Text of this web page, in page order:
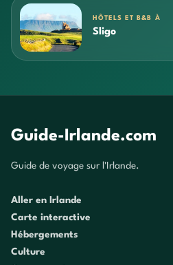
HÔTELS ET B&B À
Sligo
Guide-Irlande.com
Guide de voyage sur l'Irlande.
Aller en Irlande
Carte interactive
Hébergements
Culture